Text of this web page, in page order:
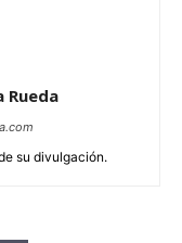
Rueda
su divulgación.